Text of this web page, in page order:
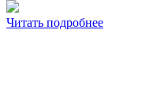
Читать подробнее